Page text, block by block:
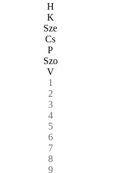
H
K
Sze
Cs
P
Szo
V
1
2
3
4
5
6
7
8
9